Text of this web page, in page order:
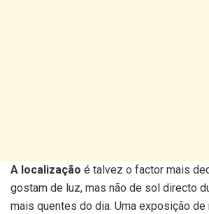
A localização é talvez o factor mais
gostam de luz, mas não de sol directo
mais quentes do dia. Uma exposição de